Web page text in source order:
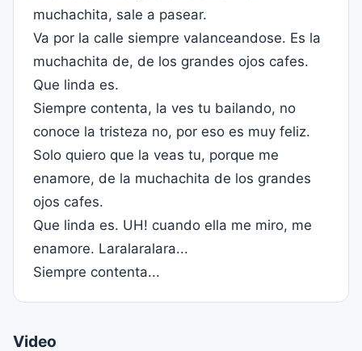
muchachita, sale a pasear.
Va por la calle siempre valanceandose. Es la
muchachita de, de los grandes ojos cafes.
Que linda es.
Siempre contenta, la ves tu bailando, no
conoce la tristeza no, por eso es muy feliz.
Solo quiero que la veas tu, porque me
enamore, de la muchachita de los grandes
ojos cafes.
Que linda es. UH! cuando ella me miro, me
enamore. Laralaralara...
Siempre contenta...
Video